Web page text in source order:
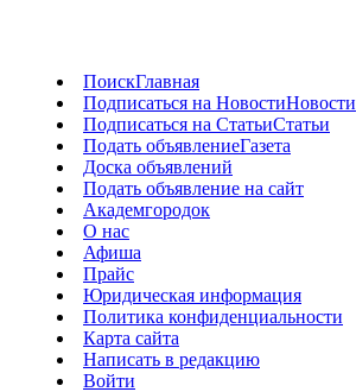
ПоискГлавная
Подписаться на НовостиНовости
Подписаться на СтатьиСтатьи
Подать объявлениеГазета
Доска объявлений
Подать объявление на сайт
Академгородок
О нас
Афиша
Прайс
Юридическая информация
Политика конфиденциальности
Карта сайта
Написать в редакцию
Войти